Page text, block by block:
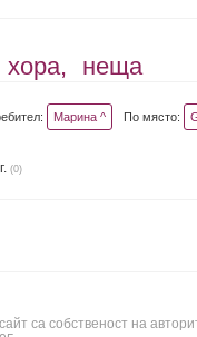
хора, неща
Марина ^ По място:
(0)
са собственост на